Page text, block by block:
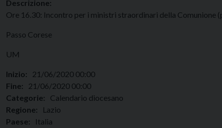
Descrizione:
Ore 16.30: Incontro per i ministri straordinari della Comunione
Passo Corese
UM
Inizio:
21/06/2020 00:00
Fine:
21/06/2020 00:00
Categorie:
Calendario diocesano
Regione:
Lazio
Paese:
Italia